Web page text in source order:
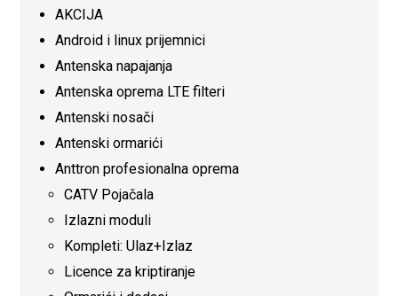
AKCIJA
Android i linux prijemnici
Antenska napajanja
Antenska oprema LTE filteri
Antenski nosači
Antenski ormarići
Anttron profesionalna oprema
CATV Pojačala
Izlazni moduli
Kompleti: Ulaz+Izlaz
Licence za kriptiranje